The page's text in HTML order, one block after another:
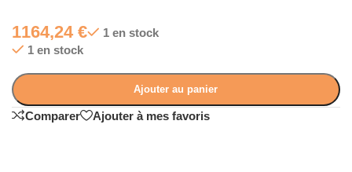
1164,24 €
1 en stock
1 en stock
Ajouter au panier
Comparer Ajouter à mes favoris